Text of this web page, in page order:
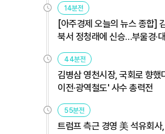
14분전
[아주경제 오늘의 뉴스 종합]
북서 정청래에 신승…부울경·
었다 外
44분전
김병삼 영천시장, 국회로 향
이전·광역철도' 사수 총력전
55분전
트럼프 측근 경영 美 석유회사